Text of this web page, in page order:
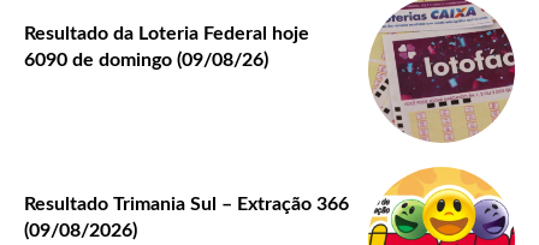
Resultado da Loteria Federal hoje
6090 de domingo (09/08/26)
Resultado Trimania Sul – Extração 366
(09/08/2026)